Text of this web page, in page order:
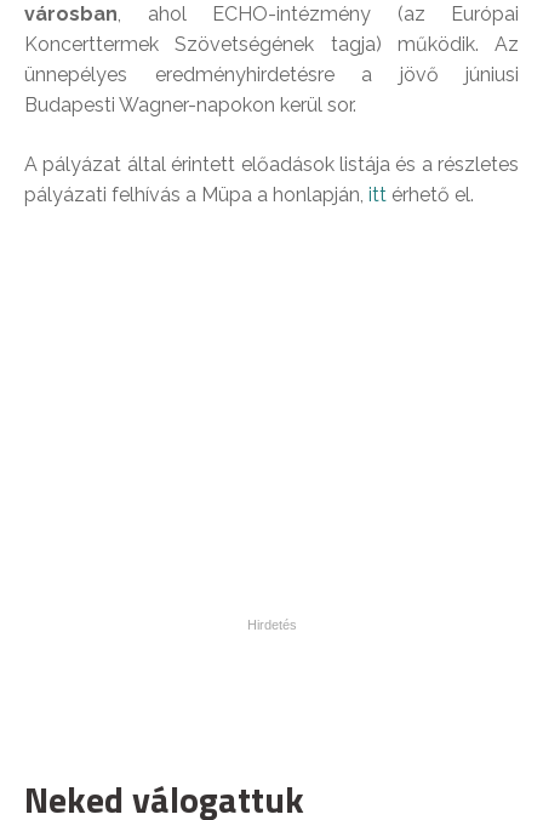
városban, ahol ECHO-intézmény (az Európai
Koncerttermek Szövetségének tagja) működik. Az
ünnepélyes eredményhirdetésre a jövő júniusi
Budapesti Wagner-napokon kerül sor.
A pályázat által érintett előadások listája és a részletes
pályázati felhívás a Müpa a honlapján, itt érhető el.
Neked válogattuk